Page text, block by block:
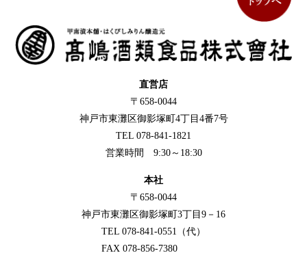
直営店
〒658-0044
神戸市東灘区御影塚町4丁目4番7号
TEL 078-841-1821
営業時間 9:30～18:30
本社
〒658-0044
神戸市東灘区御影塚町3丁目9－16
TEL 078-841-0551（代）
FAX 078-856-7380